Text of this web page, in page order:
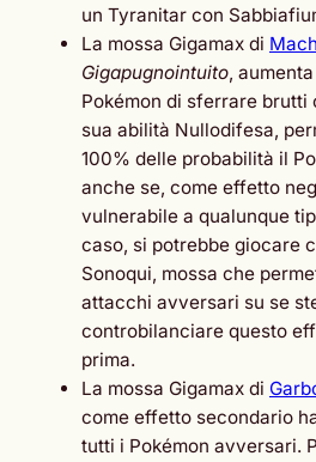
un Tyranitar con
La mossa Gigamax di
Gigapugnointuito,
Pokémon di sferrare brutti
sua abilità Nullodifesa,
100% delle probabilità il
anche se, come effetto
vulnerabile a qualunque
caso, si potrebbe giocare
Sonoqui, mossa che
attacchi avversari su se
controbilanciare questo
prima.
La mossa Gigamax di
come effetto secondario
tutti i Pokémon avversari.